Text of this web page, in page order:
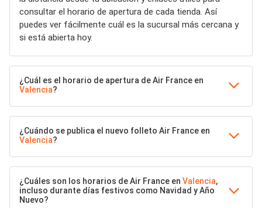
consultar el horario de apertura de cada tienda. Así
puedes ver fácilmente cuál es la sucursal más cercana y
si está abierta hoy.
¿Cuál es el horario de apertura de Air France en
Valencia?
¿Cuándo se publica el nuevo folleto Air France en
Valencia?
¿Cuáles son los horarios de Air France en Valencia,
incluso durante días festivos como Navidad y Año
Nuevo?